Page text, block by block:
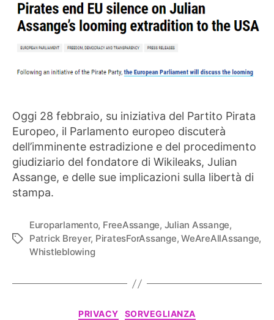
Oggi 28 febbraio, su iniziativa del Partito Pirata
Europeo, il Parlamento europeo discuterà
dell’imminente estradizione e del procedimento
giudiziario del fondatore di Wikileaks, Julian
Assange, e delle sue implicazioni sulla libertà di
stampa.
Tag
Europarlamento, FreeAssange, Julian Assange,
Patrick Breyer, PiratesForAssange,WeAreAllAssange,
Whistleblowing
Categorie
PRIVACY SORVEGLIANZA